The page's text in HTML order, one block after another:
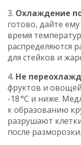
3. Охлаждение
готово, дайте
время
распределяются
для стейков и
4. Не
фруктов и
-18 °C и ниже.
к образованию
разрушают
после разморозки.